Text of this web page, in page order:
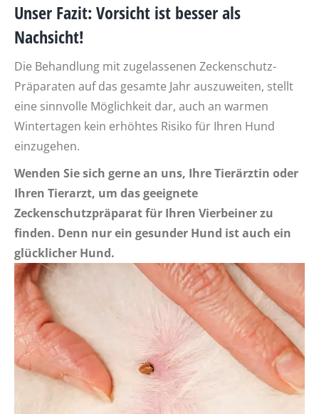
Unser Fazit: Vorsicht ist besser als
Nachsicht!
Die Behandlung mit zugelassenen Zeckenschutz-
Präparaten auf das gesamte Jahr auszuweiten, stellt
eine sinnvolle Möglichkeit dar, auch an warmen
Wintertagen kein erhöhtes Risiko für Ihren Hund
einzugehen.
Wenden Sie sich gerne an uns, Ihre Tierärztin oder
Ihren Tierarzt, um das geeignete
Zeckenschutzpräparat für Ihren Vierbeiner zu
finden. Denn nur ein gesunder Hund ist auch ein
glücklicher Hund.